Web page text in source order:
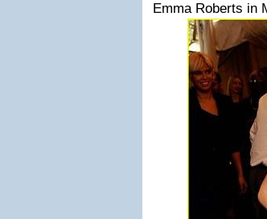
Emma Roberts in